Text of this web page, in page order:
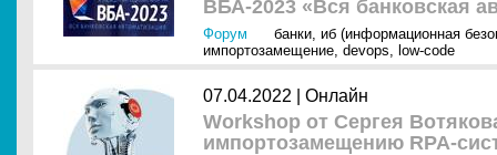
ВБА-2023 «Вся банковская
Форум банки, иб (информационная
импортозамещение, devops, low-code
07.04.2022 | Онлайн
Workshop от Сергея
импортозамещению RPA-